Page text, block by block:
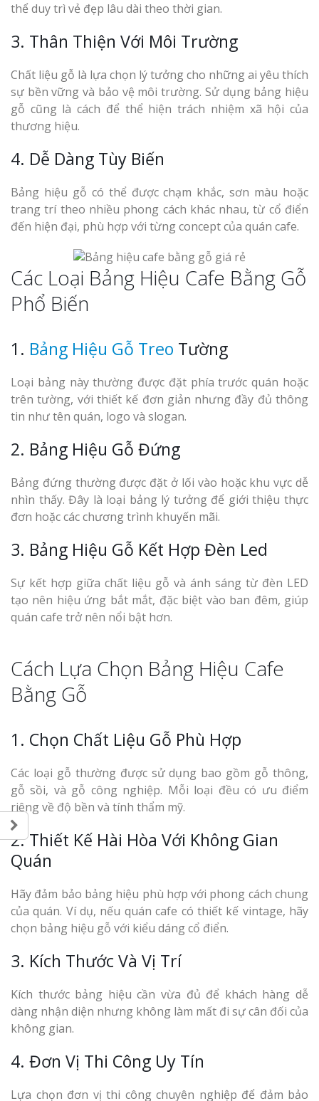
thể duy trì vẻ đẹp lâu dài theo thời gian.
3. Thân Thiện Với Môi Trường
Chất liệu gỗ là lựa chọn lý tưởng cho những ai yêu thích
sự bền vững và bảo vệ môi trường. Sử dụng bảng hiệu
gỗ cũng là cách để thể hiện trách nhiệm xã hội của
thương hiệu.
4. Dễ Dàng Tùy Biến
Bảng hiệu gỗ có thể được chạm khắc, sơn màu hoặc
trang trí theo nhiều phong cách khác nhau, từ cổ điển
đến hiện đại, phù hợp với từng concept của quán cafe.
Các Loại Bảng Hiệu Cafe Bằng Gỗ
Phổ Biến
1. Bảng Hiệu Gỗ Treo Tường
Loại bảng này thường được đặt phía trước quán hoặc
trên tường, với thiết kế đơn giản nhưng đầy đủ thông
tin như tên quán, logo và slogan.
2. Bảng Hiệu Gỗ Đứng
Bảng đứng thường được đặt ở lối vào hoặc khu vực dễ
nhìn thấy. Đây là loại bảng lý tưởng để giới thiệu thực
đơn hoặc các chương trình khuyến mãi.
3. Bảng Hiệu Gỗ Kết Hợp Đèn Led
Sự kết hợp giữa chất liệu gỗ và ánh sáng từ đèn LED
tạo nên hiệu ứng bắt mắt, đặc biệt vào ban đêm, giúp
quán cafe trở nên nổi bật hơn.
Cách Lựa Chọn Bảng Hiệu Cafe
Bằng Gỗ
1. Chọn Chất Liệu Gỗ Phù Hợp
Các loại gỗ thường được sử dụng bao gồm gỗ thông,
gỗ sồi, và gỗ công nghiệp. Mỗi loại đều có ưu điểm
riêng về độ bền và tính thẩm mỹ.
2. Thiết Kế Hài Hòa Với Không Gian
Quán
Hãy đảm bảo bảng hiệu phù hợp với phong cách chung
của quán. Ví dụ, nếu quán cafe có thiết kế vintage, hãy
chọn bảng hiệu gỗ với kiểu dáng cổ điển.
3. Kích Thước Và Vị Trí
Kích thước bảng hiệu cần vừa đủ để khách hàng dễ
dàng nhận diện nhưng không làm mất đi sự cân đối của
không gian.
4. Đơn Vị Thi Công Uy Tín
Lựa chọn đơn vị thi công chuyên nghiệp để đảm bảo